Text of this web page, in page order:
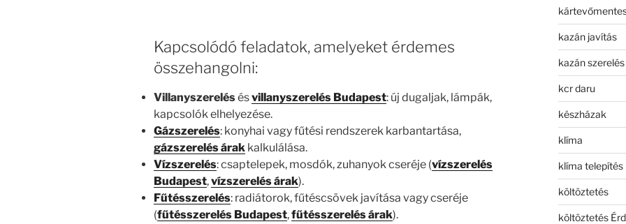
Kapcsolódó feladatok, amelyeket érdemes
összehangolni:
Villanyszerelésésvillanyszerelés Budapest: új dugaljak, lámpák,
kapcsolók elhelyezése.
Gázszerelés: konyhai vagy fűtési rendszerek karbantartása,
gázszerelés árak kalkulálása.
Vízszerelés: csaptelepek, mosdók, zuhanyok cseréje (vízszerelés
Budapest,vízszerelés árak).
Fűtésszerelés: radiátorok, fűtéscsövek javítása vagy cseréje
(fűtésszerelés Budapest,fűtésszerelés árak).
kazán javítás
kazán szerelés
kcr daru
készházak
klíma
klíma telepítés
költöztetés
költöztetés Érd